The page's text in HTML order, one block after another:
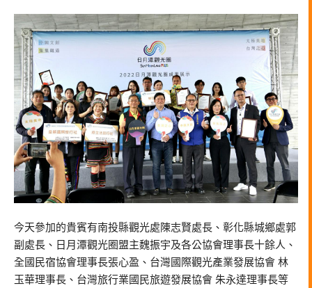
今天參加的貴賓有南投縣觀光處陳志賢處長、彰化縣城鄉處郭
副處長、日月潭觀光圈盟主魏振宇及各公協會理事長十餘人、
全國民宿協會理事長張心盈、台灣國際觀光產業發展協會 林
玉華理事長、台灣旅行業國民旅遊發展協會 朱永達理事長等